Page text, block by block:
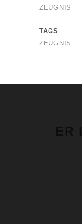
ZEUGNIS
TAGS
ZEUGNIS